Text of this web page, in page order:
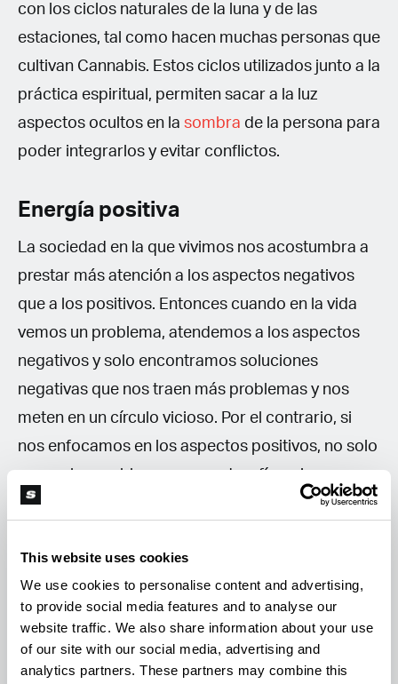
This website uses cookies
We use cookies to personalise content and advertising,
to provide social media features and to analyse our
website traffic. We also share information about your use
of our site with our social media, advertising and
analytics partners. These partners may combine this
con los ciclos naturales de la luna y de las
estaciones, tal como hacen muchas personas que
cultivan Cannabis. Estos ciclos utilizados junto a la
práctica espiritual, permiten sacar a la luz
aspectos ocultos en la sombra de la persona para
poder integrarlos y evitar conflictos.
Energía positiva
La sociedad en la que vivimos nos acostumbra a
prestar más atención a los aspectos negativos
que a los positivos. Entonces cuando en la vida
vemos un problema, atendemos a los aspectos
negativos y solo encontramos soluciones
negativas que nos traen más problemas y nos
meten en un círculo vicioso. Por el contrario, si
nos enfocamos en los aspectos positivos, no solo
vemos los problemas como desafíos, sino que
encontramos soluciones favorables para llevar a
Bajo esta perspectiva, esta comunidad nos invita
a enfocar nuestra atención hacia aspectos más
positivos y a buscar soluciones en esta dirección
cuando nos encontramos con un problema en